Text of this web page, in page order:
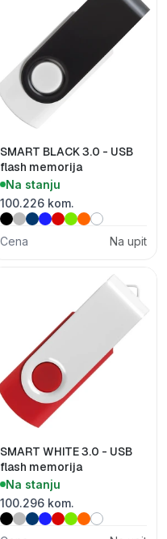
SMART BLACK 3.0 - USB
flash memorija
Na stanju
100.226 kom.
Cena Na upit
SMART WHITE 3.0 - USB
flash memorija
Na stanju
100.296 kom.